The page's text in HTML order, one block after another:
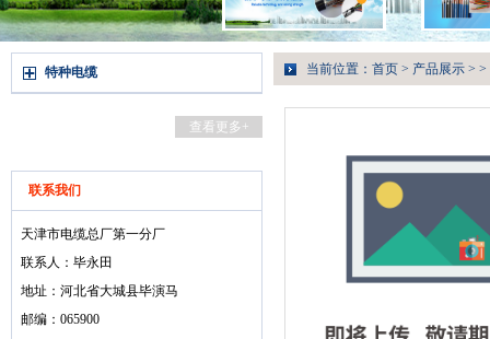
特种电缆
查看更多+
联系我们
天津市电缆总厂第一分厂
联系人：毕永田
地址：河北省大城县毕演马
邮编：065900
当前位置： 首页 > 产品展示 > >